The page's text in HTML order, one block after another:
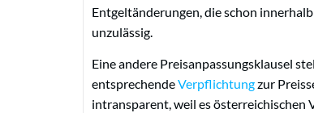
Entgeltänderungen, die schon
unzulässig.
Eine andere Preisanpassungsklausel
entsprechendeVerpflichtungzur
intransparent, weil es österreichischen